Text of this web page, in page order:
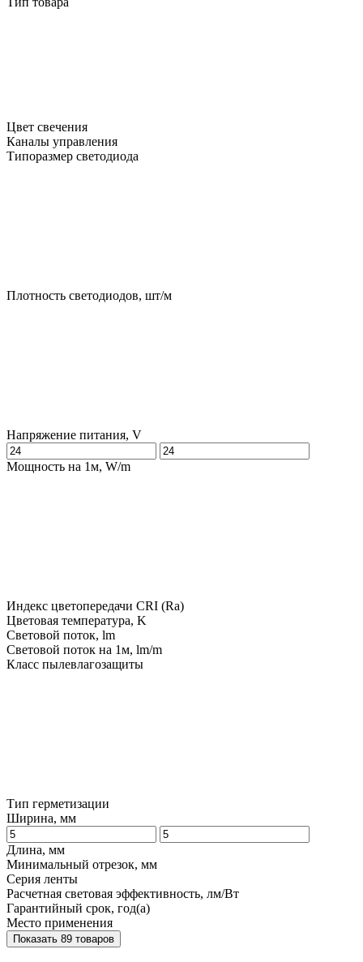
Цвет свечения
Каналы управления
Типоразмер светодиода
Плотность светодиодов, шт/м
Напряжение питания, V
Мощность на 1м, W/m
Индекс цветопередачи CRI (Ra)
Цветовая температура, K
Световой поток, lm
Световой поток на 1м, lm/m
Класс пылевлагозащиты
Тип герметизации
Ширина, мм
Длина, мм
Минимальный отрезок, мм
Серия ленты
Расчетная световая эффективность, лм/Вт
Гарантийный срок, год(а)
Место применения
Показать 89 товаров